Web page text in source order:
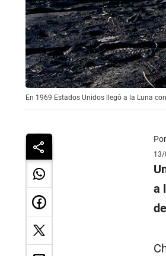
En 1969 Estados Unidos llegó a la Luna
Por
13/
a